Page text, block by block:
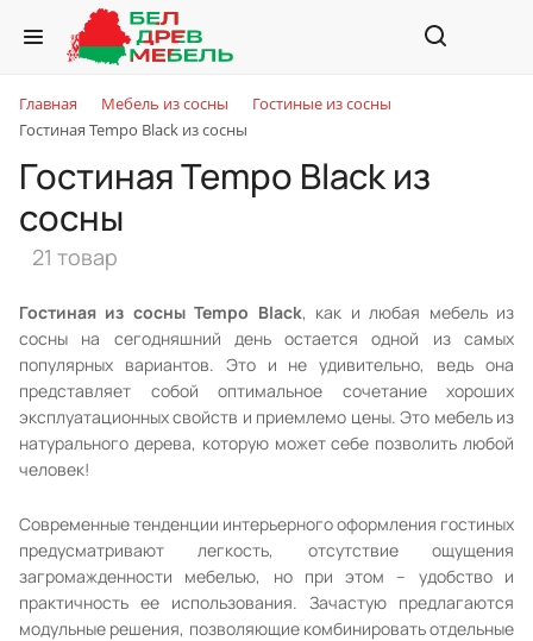
Главная Мебель из сосны
Гостиные из сосны
Гостиная Tempo Black из сосны
Гостиная Tempo Black из
сосны
21 товар
Гостиная из сосны Tempo Black, как и любая мебель из
сосны на сегодняшний день остается одной из самых
популярных вариантов. Это и не удивительно, ведь она
представляет собой оптимальное сочетание хороших
эксплуатационных свойств и приемлемо цены. Это мебель из
натурального дерева, которую может себе позволить любой
человек!
Современные тенденции интерьерного оформления гостиных
предусматривают легкость, отсутствие ощущения
загромажденности мебелью, но при этом – удобство и
практичность ее использования. Зачастую предлагаются
модульные решения, позволяющие комбинировать отдельные